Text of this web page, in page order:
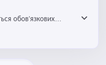
обов’язкових
за користування
водою, лісами